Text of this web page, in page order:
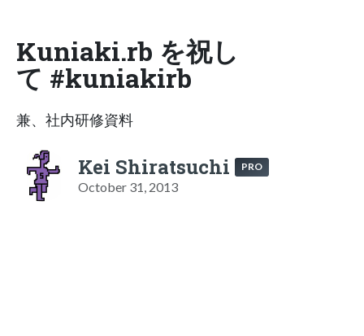
Kuniaki.rb を祝し
て #kuniakirb
兼、社内研修資料
Kei Shiratsuchi PRO
October 31, 2013